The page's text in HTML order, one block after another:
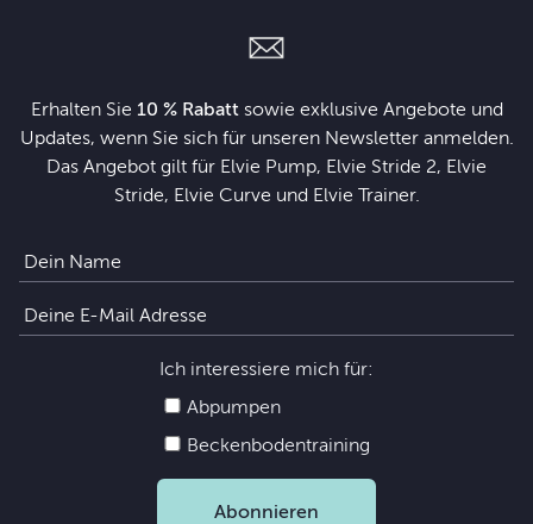
Erhalten Sie 10 % Rabattsowie exklusive Angebote und
Updates, wenn Sie sich für unseren Newsletter anmelden.
Das Angebot gilt für Elvie Pump, Elvie Stride 2, Elvie
Stride, Elvie Curve und Elvie Trainer.
Ich interessiere mich für:
Abpumpen
Beckenbodentraining
Abonnieren